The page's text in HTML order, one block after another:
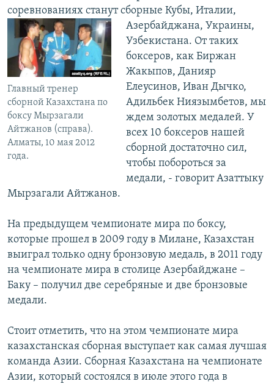
соревнованиях станут сборные Кубы,
Главный тренер
сборной Казахстана по
боксу Мырзагали
Айтжанов (справа).
Алматы, 10 мая 2012
года.
Италии,
Азербайджана, Украины,
Узбекистана. От таких
боксеров, как Биржан
Жакыпов, Данияр
Елеусинов, Иван Дычко,
Адильбек Ниязымбетов, мы
ждем золотых медалей. У
всех 10 боксеров нашей
сборной достаточно сил,
чтобы побороться за
медали, - говорит Азаттыку
Мырзагали Айтжанов.
На предыдущем чемпионате мира по боксу,
которые прошел в 2009 году в Милане, Казахстан
выиграл только одну бронзовую медаль, в 2011 году
на чемпионате мира в столице Азербайджане –
Баку – получил две серебряные и две бронзовые
медали.
Стоит отметить, что на этом чемпионате мира
казахстанская сборная выступает как самая лучшая
команда Азии. Сборная Казахстана на чемпионате
Азии, который состоялся в июле этого года в